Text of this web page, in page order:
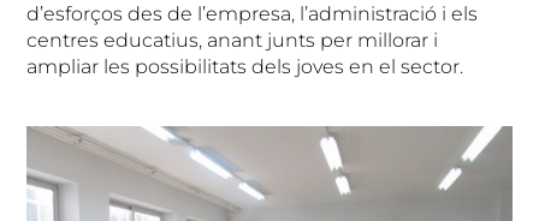
d’esforços des de l’empresa, l’administració i els
centres educatius, anant junts per millorar i
ampliar les possibilitats dels joves en el sector.